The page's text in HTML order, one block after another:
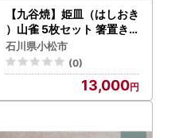
【九谷焼】姫皿（はしおき
）山雀 5枚セット 箸置き
打田平太郎商店
石川県小松市
(0)
13,000